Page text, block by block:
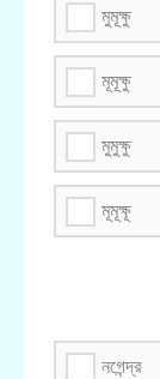
মুমূক্ষু
মূমূক্ষু
মুমুক্ষু
মূমূক্ষূ
নগেন্দ্র